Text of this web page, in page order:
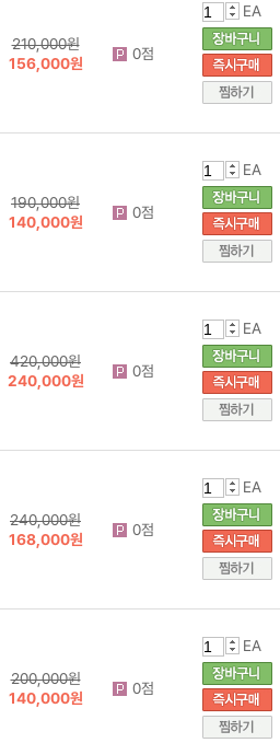
210,000원
156,000원
0점
EA
190,000원
140,000원
0점
EA
420,000원
240,000원
0점
EA
240,000원
168,000원
0점
EA
200,000원
140,000원
0점
EA